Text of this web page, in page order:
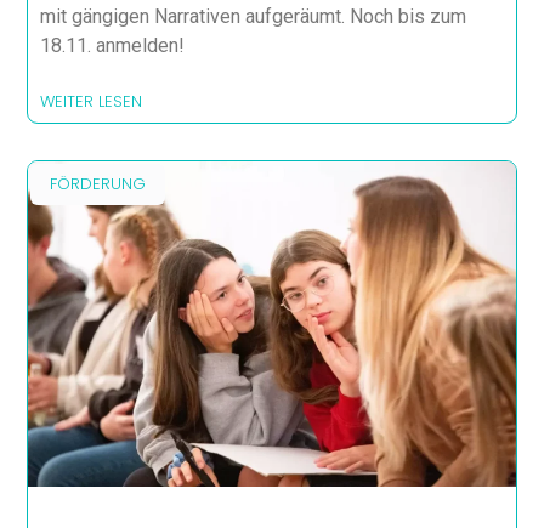
mit gängigen Narrativen aufgeräumt. Noch bis zum
18.11. anmelden!
WEITER LESEN
FÖRDERUNG